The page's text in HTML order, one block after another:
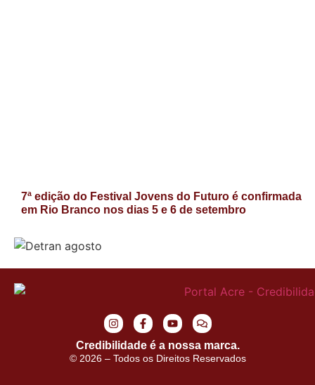
7ª edição do Festival Jovens do Futuro é confirmada
em Rio Branco nos dias 5 e 6 de setembro
Credibilidade é a nossa marca.
© 2026 – Todos os Direitos Reservados